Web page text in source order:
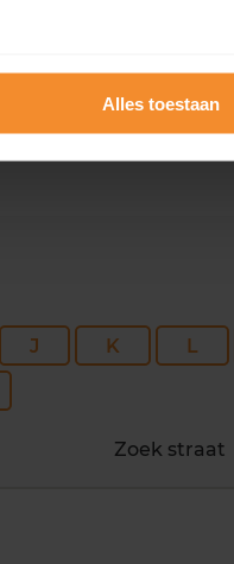
Alles toestaan
J K L
Zoek straat